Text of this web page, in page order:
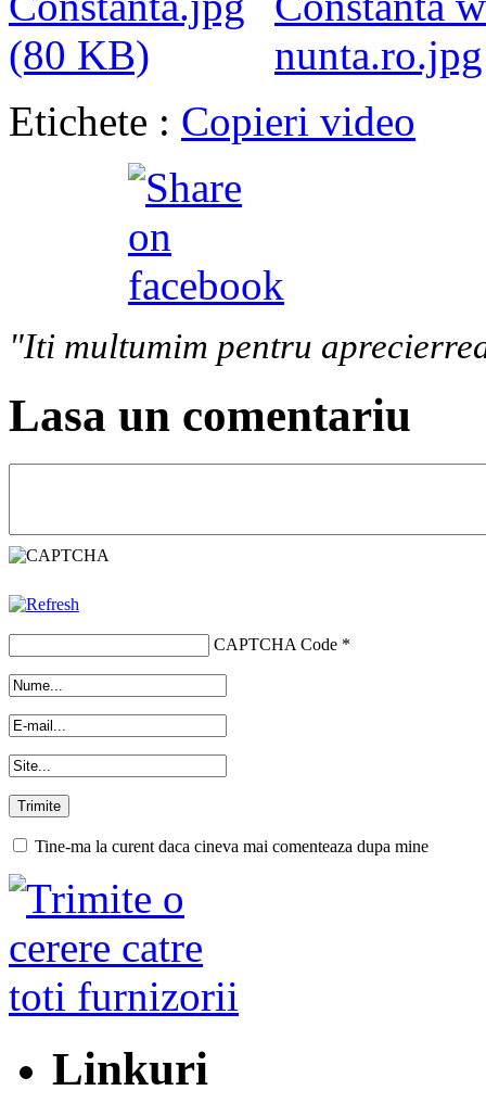
Etichete : Copieri video
"Iti multumim pentru
Lasa un comentariu
CAPTCHA Code *
Tine-ma la curent daca cineva mai comenteaza dupa mine
Linkuri